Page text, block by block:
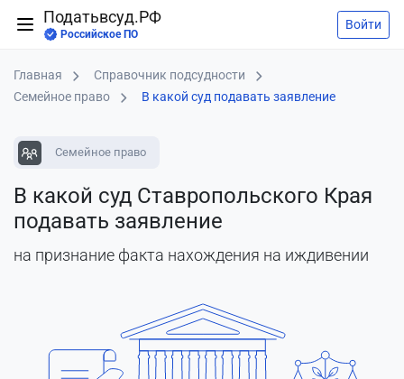
Податьвсуд.РФ
Российское ПО
Войти
Главная
Справочник подсудности
Семейное право
В какой суд подавать заявление
Семейное право
В какой суд Ставропольского Края
подавать заявление
на признание факта нахождения на иждивении